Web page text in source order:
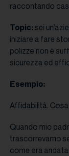
raccontando
Topic:sei
iniziare a fare
polizze non è
sicurezza ed
Esempio:
Affidabilità.
Quando mio
trascorrevamo
come era